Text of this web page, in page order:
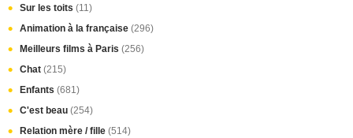
Sur les toits (11)
Animation à la française (296)
Meilleurs films à Paris (256)
Chat (215)
Enfants (681)
C'est beau (254)
Relation mère / fille (514)